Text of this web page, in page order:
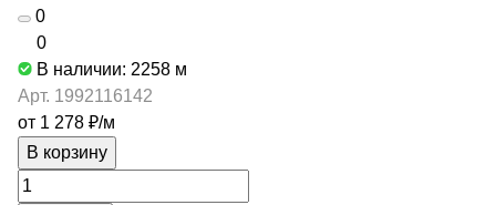
0
0
В наличии: 2258 м
Арт. 1992116142
от 1 278 ₽/м
В корзину